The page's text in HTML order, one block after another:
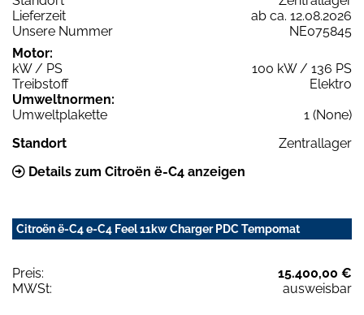
Lieferzeit
ab ca. 12.08.2026
Unsere Nummer
NE075845
Motor:
kW / PS
100 kW / 136 PS
Treibstoff
Elektro
Umweltnormen:
Umweltplakette
1 (None)
Standort
Zentrallager
Details zum Citroën ë-C4 anzeigen
Citroën ë-C4 e-C4 Feel 11kw Charger PDC Tempomat
Preis:
15.400,00 €
MWSt:
ausweisbar